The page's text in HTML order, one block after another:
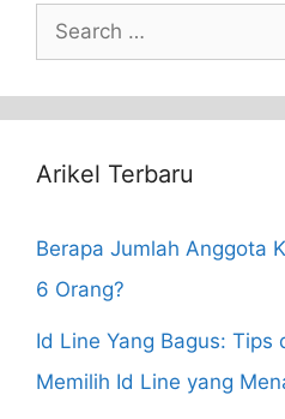
Search
for:
Arikel Terbaru
Berapa Jumlah Anggota
6 Orang?
Id Line Yang Bagus: Tips
Memilih Id Line yang